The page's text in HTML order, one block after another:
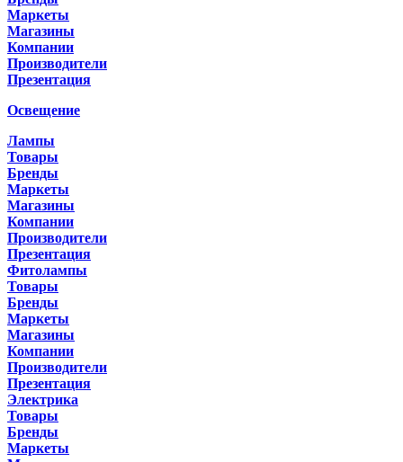
Маркеты
Магазины
Компании
Производители
Презентация
Освещение
Лампы
Товары
Бренды
Маркеты
Магазины
Компании
Производители
Презентация
Фитолампы
Товары
Бренды
Маркеты
Магазины
Компании
Производители
Презентация
Электрика
Товары
Бренды
Маркеты